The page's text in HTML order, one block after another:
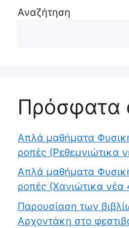
Αναζήτηση
Πρόσφατα
Απλά μαθήματα
ροπές (Ρεθεμνιώτικα
Απλά μαθήματα
ροπές (Χανιώτικα
Παρουσίαση των
Αρχοντάκη στο